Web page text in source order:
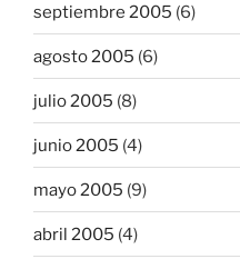
septiembre 2005 (6)
agosto 2005 (6)
julio 2005 (8)
junio 2005 (4)
mayo 2005 (9)
abril 2005 (4)